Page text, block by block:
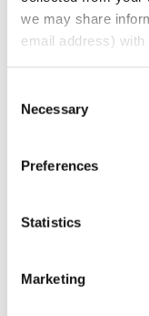
we may share
email address)
Selection
Necessary
Preferences
Statistics
Marketing
1 400 kr